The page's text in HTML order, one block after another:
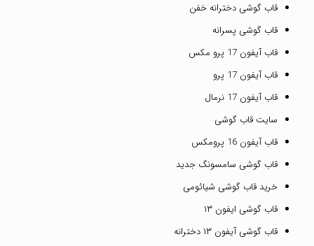
قاب گوشی دخترانه خفن
قاب گوشی پسرانه
قاب آیفون 17 پرو مکس
قاب آیفون 17 پرو
قاب آیفون 17 نرمال
سایت قاب گوشی
قاب آیفون 16 پرومکس
قاب گوشی سامسونگ جدید
خرید قاب گوشی شیائومی
قاب گوشی ایفون ۱۳
قاب گوشی آیفون ۱۳ دخترانه